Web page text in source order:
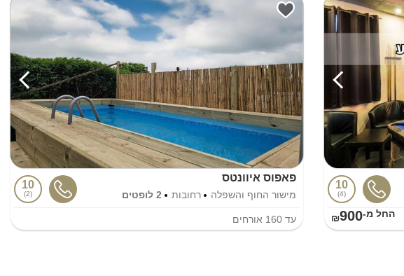
10
4
החל מ-₪900
פאפוס איוונטס
מישור החוף והשפלה רחובות 2 לופטים
10
2
עד 160 אורחים